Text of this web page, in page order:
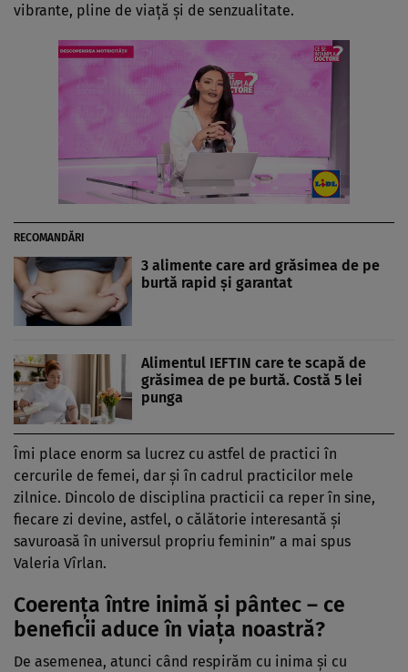
vibrante, pline de viață și de senzualitate.
RECOMANDĂRI
3 alimente care ard grăsimea de pe
burtă rapid și garantat
Alimentul IEFTIN care te scapă de
grăsimea de pe burtă. Costă 5 lei
punga
Îmi place enorm sa lucrez cu astfel de practici în
cercurile de femei, dar și în cadrul practicilor mele
zilnice. Dincolo de disciplina practicii ca reper în sine,
fiecare zi devine, astfel, o călătorie interesantă și
savuroasă în universul propriu feminin” a mai spus
Valeria Vîrlan.
Coerența între inimă și pântec – ce
beneficii aduce în viața noastră?
De asemenea, atunci când respirăm cu inima și cu